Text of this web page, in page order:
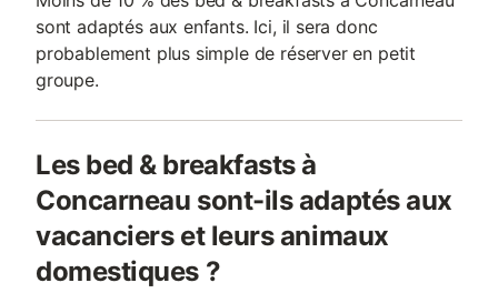
sont adaptés aux enfants. Ici, il sera donc
probablement plus simple de réserver en petit
groupe.
Les bed & breakfasts à
Concarneau sont-ils adaptés aux
vacanciers et leurs animaux
domestiques ?